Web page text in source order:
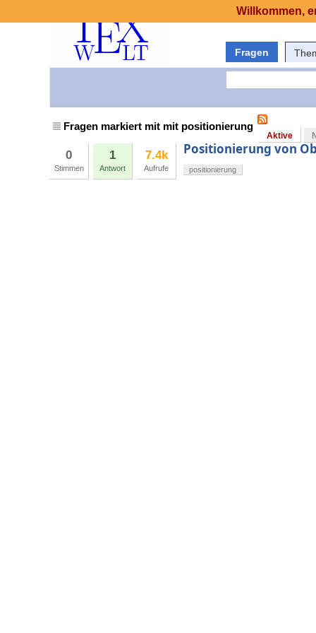
Fragen
Fragen markiert mit mit positionierung
Aktive
0
Stimmen
1
Antwort
7.4k
Aufrufe
Positionierung von
positionierung
Willkommen,